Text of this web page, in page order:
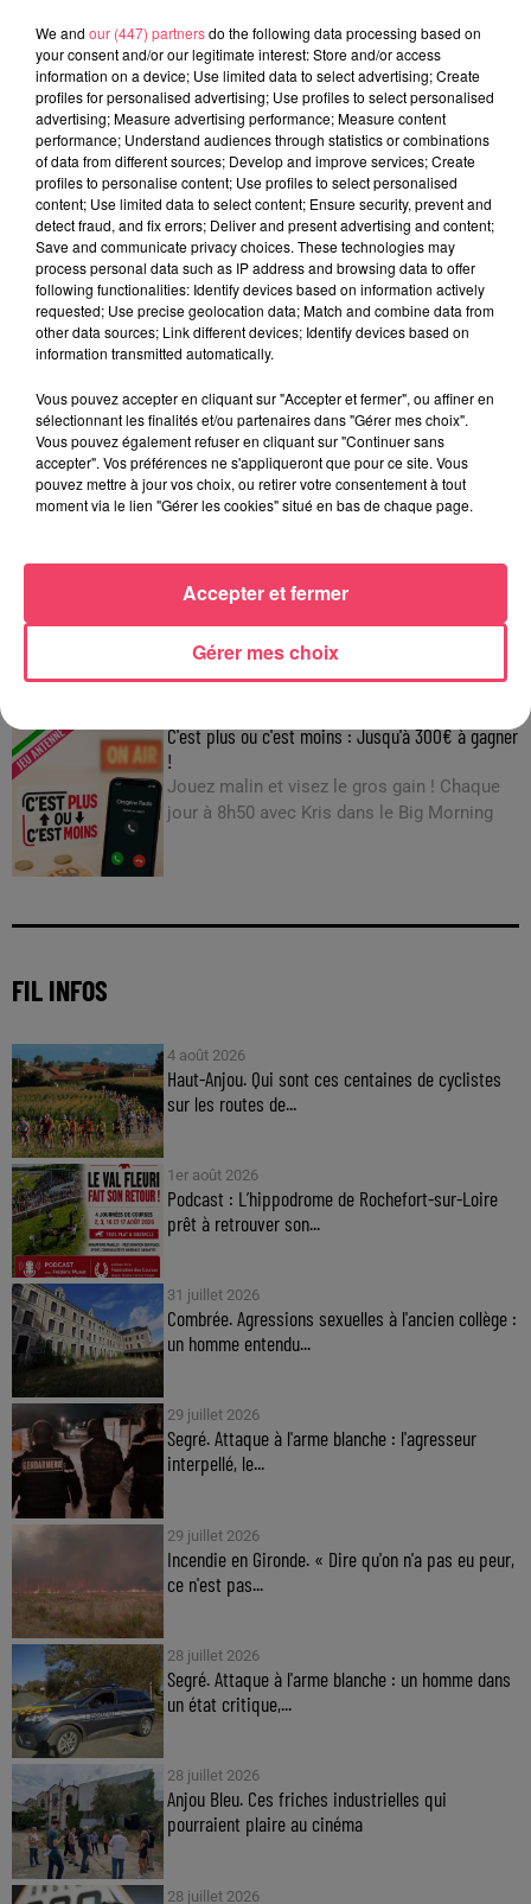
24 juillet 2026
PODCAST AMCO : JEAN-CLAUDE LAMBERT : « À MOLIÈRES, LES
COURSES SONT...
HAUT-ANJOU. MOINS DE VISITEURS, MOINS D'ARGENT... VICTIME
JEUX
C'est plus ou c'est moins : Jusqu'à 300€ à gagner
!
Jouez malin et visez le gros gain ! Chaque
jour à 8h50 avec Kris dans le Big Morning
FIL INFOS
4 août 2026
Haut-Anjou. Qui sont ces centaines de cyclistes
sur les routes de...
1er août 2026
Podcast : L’hippodrome de Rochefort-sur-Loire
prêt à retrouver son...
31 juillet 2026
Combrée. Agressions sexuelles à l'ancien collège :
un homme entendu...
29 juillet 2026
Segré. Attaque à l'arme blanche : l'agresseur
interpellé, le...
29 juillet 2026
Incendie en Gironde. « Dire qu'on n'a pas eu peur,
ce n'est pas...
28 juillet 2026
Segré. Attaque à l'arme blanche : un homme dans
un état critique,...
28 juillet 2026
Anjou Bleu. Ces friches industrielles qui
pourraient plaire au cinéma
28 juillet 2026
We and our (447) partnersdo the following data processing based on
your consent and/or our legitimate interest: Store and/or access
information on a device; Use limited data to select advertising; Create
profiles for personalised advertising; Use profiles to select personalised
advertising; Measure advertising performance; Measure content
performance; Understand audiences through statistics or combinations
of data from different sources; Develop and improve services; Create
profiles to personalise content; Use profiles to select personalised
content; Use limited data to select content; Ensure security, prevent and
detect fraud, and fix errors; Deliver and present advertising and content;
Save and communicate privacy choices. These technologies may
process personal data such as IP address and browsing data to offer
following functionalities: Identify devices based on information actively
requested; Use precise geolocation data; Match and combine data from
other data sources; Link different devices; Identify devices based on
information transmitted automatically.
Vous pouvez accepter en cliquant sur "Accepter et fermer", ou affiner en
sélectionnant les finalités et/ou partenaires dans "Gérer mes choix".
Vous pouvez également refuser en cliquant sur "Continuer sans
accepter". Vos préférences ne s'appliqueront que pour ce site. Vous
pouvez mettre à jour vos choix, ou retirer votre consentement à tout
moment via le lien "Gérer les cookies" situé en bas de chaque page.
Gérer mes choix
Accepter et fermer